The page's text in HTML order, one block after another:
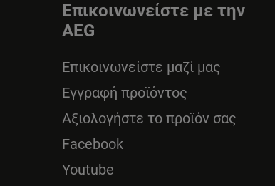
Επικοινωνείστε με την
AEG
Επικοινωνείστε μαζί μας
Εγγραφή προϊόντος
Αξιολογήστε το προϊόν σας
Facebook
Youtube